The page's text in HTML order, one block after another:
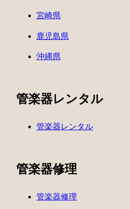
宮崎県
鹿児島県
沖縄県
管楽器レンタル
管楽器レンタル
管楽器修理
管楽器修理